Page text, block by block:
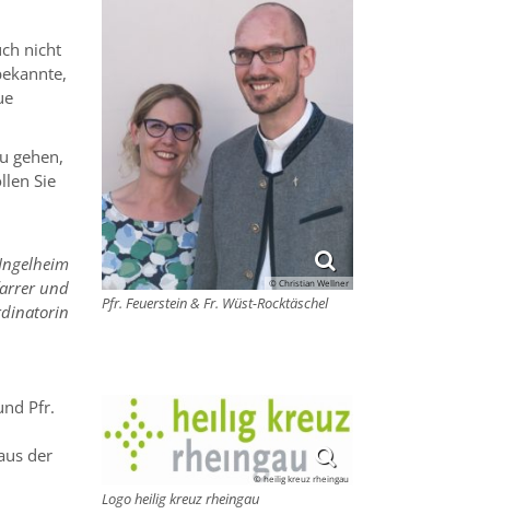
© Christian Wellner
Pfr. Feuerstein & Fr. Wüst-Rocktäschel
nicht
gehen,
Sie
und
© heilig kreuz rheingau
Logo heilig kreuz rheingau
Pfr.
der